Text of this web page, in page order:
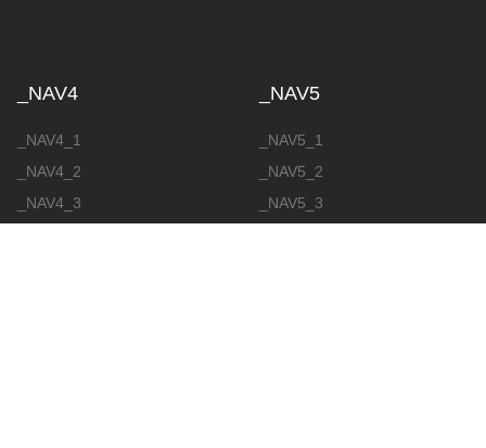
_NAV4
_NAV4_1
_NAV4_2
_NAV4_3
_NAV5
_NAV5_1
_NAV5_2
_NAV5_3